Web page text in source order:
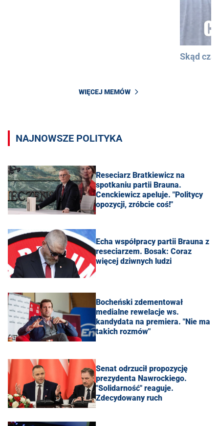
Skąd
WIĘCEJ MEMÓW
NAJNOWSZE POLITYKA
Reseciarz Bratkiewicz na
spotkaniu partii Brauna.
Cenckiewicz apeluje. "Politycy
opozycji, zróbcie coś!"
Echa współpracy partii Brauna z
reseciarzem. Bosak: Coraz
więcej dziwnych ludzi
Bocheński zdementował
medialne rewelacje ws.
kandydata na premiera. "Nie ma
takich rozmów"
Senat odrzucił propozycję
prezydenta Nawrockiego.
"Solidarność" reaguje.
Zdecydowany ruch